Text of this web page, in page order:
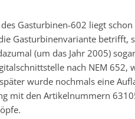
Gasturbinen-602 liegt
Gasturbinenvariante
(um das Jahr 2005)
nach NEM 652,
wurde nochmals eine
mit den Artikelnummern